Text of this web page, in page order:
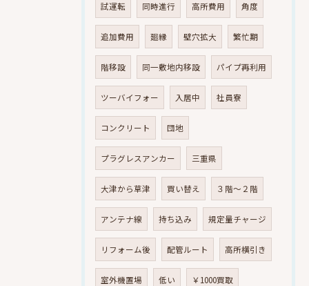
試運転 同時進行 高所費用 角度
追加費用 廻縁 壁穴拡大 繁忙期
階移設 同一敷地内移設 パイプ再利用
ツーバイフォー 入居中 社員寮
コンクリート 団地
プラグレスアンカー 三重県
大津から草津 買い替え ３階～２階
アンテナ線 持ち込み 規定量チャージ
リフォーム後 配管ルート 高所横引き
室外機置場 低い ￥1000買取